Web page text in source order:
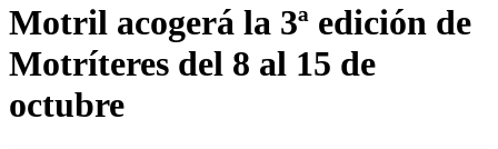
Motril acogerá la 3ª edición de
Motríteres del 8 al 15 de
octubre